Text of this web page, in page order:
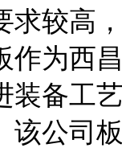
求较高
作为西
装备工
该公司